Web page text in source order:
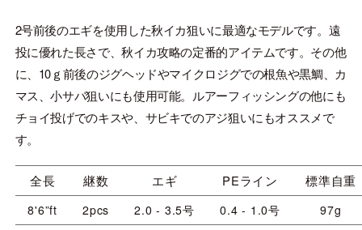
2号前後のエギを使用した秋イカ狙いに最適なモデルです。遠
投に優れた長さで、秋イカ攻略の定番的アイテムです。その他
に、10ｇ前後のジグヘッドやマイクロジグでの根魚や黒鯛、カ
マス、小サバ狙いにも使用可能。ルアーフィッシングの他にも
チョイ投げでのキスや、サビキでのアジ狙いにもオススメで
す。
全長 継数 エギ PEライン 標準自重
8'6”ft 2pcs 2.0 - 3.5号 0.4 - 1.0号 97g